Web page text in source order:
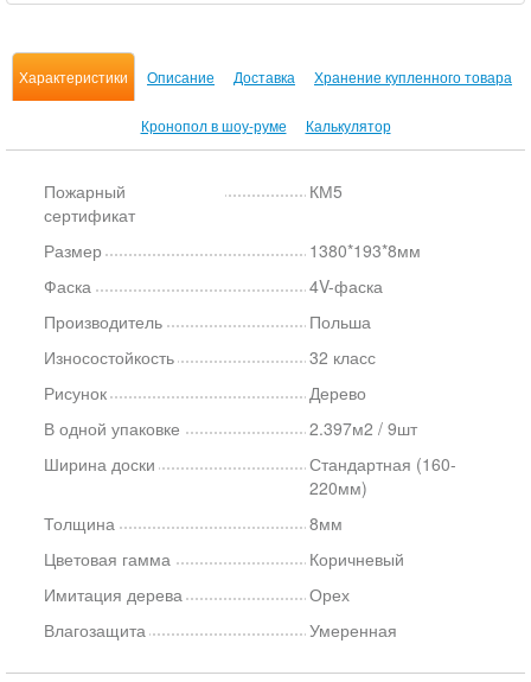
Характеристики Описание Доставка Хранение купленного товара
Кронопол в шоу-руме Калькулятор
Пожарный
сертификат
КМ5
Размер
1380*193*8мм
Фаска
4V-фаска
Производитель
Польша
Износостойкость
32 класс
Рисунок
Дерево
В одной упаковке
2.397м2 / 9шт
Ширина доски
Стандартная (160-
220мм)
Толщина
8мм
Цветовая гамма
Коричневый
Имитация дерева
Орех
Влагозащита
Умеренная